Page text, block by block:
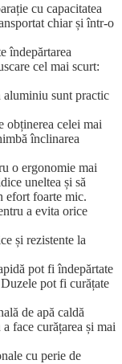
cu capacitatea
chiar și într-o
îndepărtarea
cel mai scurt:
sunt practic
obținerea celei mai
înclinarea
o ergonomie mai
uneltea și să
efort foarte mic.
a evita orice
și rezistente la
pot fi îndepărtate
pot fi curățate
de apă caldă
face curățarea și mai
cu perie de